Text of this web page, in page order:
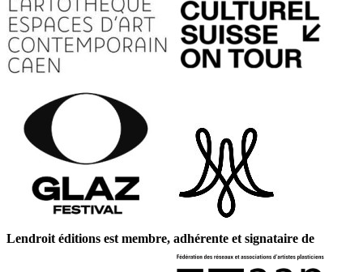
Lendroit éditions est membre, adhérente et signataire de